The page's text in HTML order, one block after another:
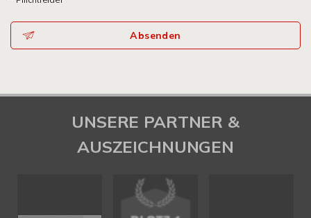
Absenden
UNSERE PARTNER &
AUSZEICHNUNGEN